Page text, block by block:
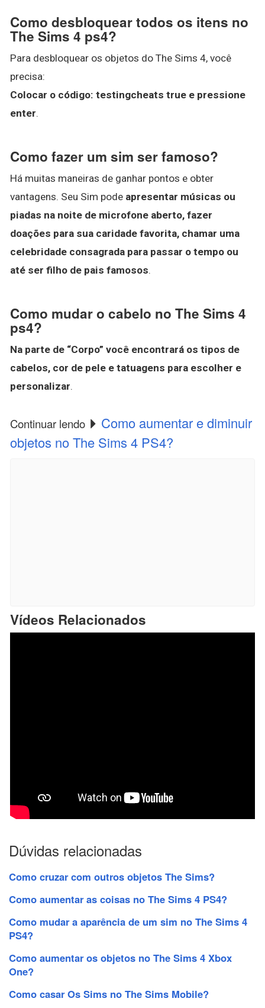
Como desbloquear todos os itens no
The Sims 4 ps4?
Para desbloquear os objetos do The Sims 4, você
precisa:
Colocar o código: testingcheats true e pressione
enter.
Como fazer um sim ser famoso?
Há muitas maneiras de ganhar pontos e obter
vantagens. Seu Sim pode apresentar músicas ou
piadas na noite de microfone aberto, fazer
doações para sua caridade favorita, chamar uma
celebridade consagrada para passar o tempo ou
até ser filho de pais famosos.
Como mudar o cabelo no The Sims 4
ps4?
Na parte de “Corpo” você encontrará os tipos de
cabelos, cor de pele e tatuagens para escolher e
personalizar.
Continuar lendo
Como aumentar e diminuir
objetos no The Sims 4 PS4?
Vídeos Relacionados
Dúvidas relacionadas
Como cruzar com outros objetos The Sims?
Como aumentar as coisas no The Sims 4 PS4?
Como mudar a aparência de um sim no The Sims 4
PS4?
Como aumentar os objetos no The Sims 4 Xbox
One?
Como casar Os Sims no The Sims Mobile?